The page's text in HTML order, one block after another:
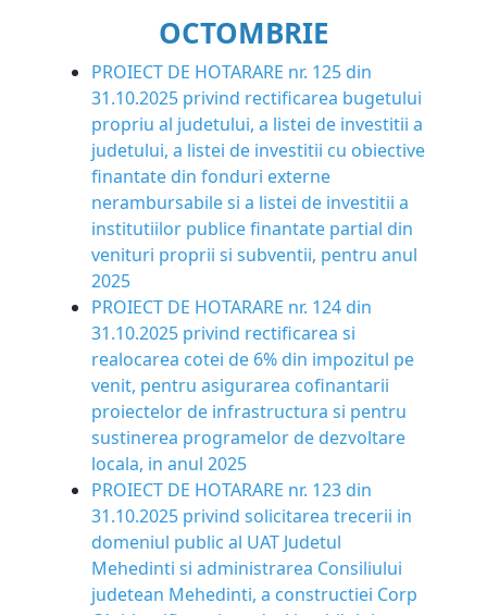
OCTOMBRIE
PROIECT DE HOTARARE nr. 125 din
31.10.2025 privind rectificarea bugetului
propriu al judetului, a listei de investitii a
judetului, a listei de investitii cu obiective
finantate din fonduri externe
nerambursabile si a listei de investitii a
institutiilor publice finantate partial din
venituri proprii si subventii, pentru anul
2025
PROIECT DE HOTARARE nr. 124 din
31.10.2025 privind rectificarea si
realocarea cotei de 6% din impozitul pe
venit, pentru asigurarea cofinantarii
proiectelor de infrastructura si pentru
sustinerea programelor de dezvoltare
locala, in anul 2025
PROIECT DE HOTARARE nr. 123 din
31.10.2025 privind solicitarea trecerii in
domeniul public al UAT Judetul
Mehedinti si administrarea Consiliului
judetean Mehedinti, a constructiei Corp